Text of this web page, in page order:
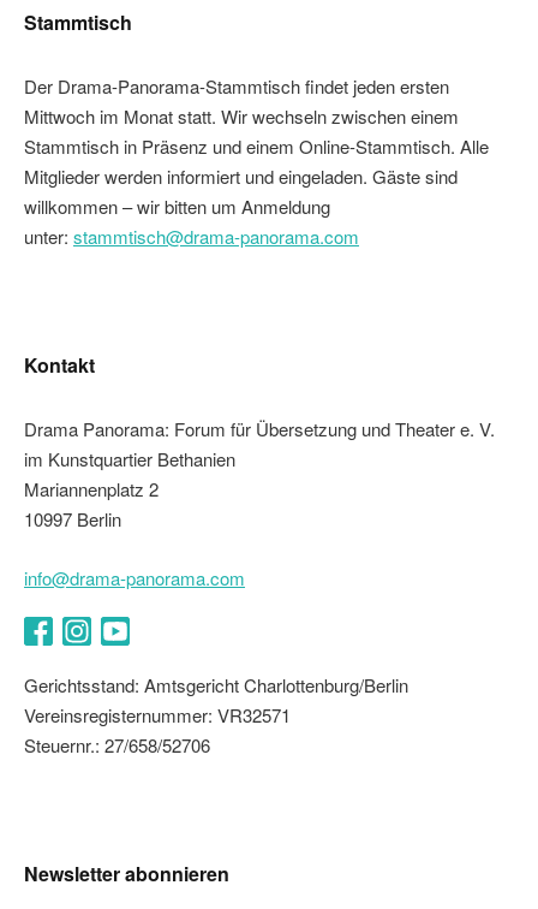
Stammtisch
Der Drama-Panorama-Stammtisch findet jeden ersten
Mittwoch im Monat statt. Wir wechseln zwischen einem
Stammtisch in Präsenz und einem Online-Stammtisch. Alle
Mitglieder werden informiert und eingeladen. Gäste sind
willkommen – wir bitten um Anmeldung
unter: stammtisch@drama-panorama.com
Kontakt
Drama Panorama: Forum für Übersetzung und Theater e. V.
im Kunstquartier Bethanien
Mariannenplatz 2
10997 Berlin
info@drama-panorama.com
Gerichtsstand: Amtsgericht Charlottenburg/Berlin
Vereinsregisternummer: VR32571
Steuernr.: 27/658/52706
Newsletter abonnieren